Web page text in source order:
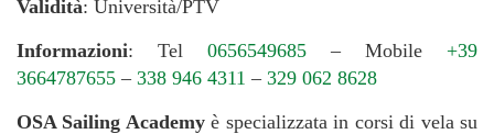
Validità: Università/PTV
Informazioni: Tel 0656549685 – Mobile +39
3664787655 – 338 946 4311 – 329 062 8628
OSA Sailing Academyè specializzata in corsi di vela su